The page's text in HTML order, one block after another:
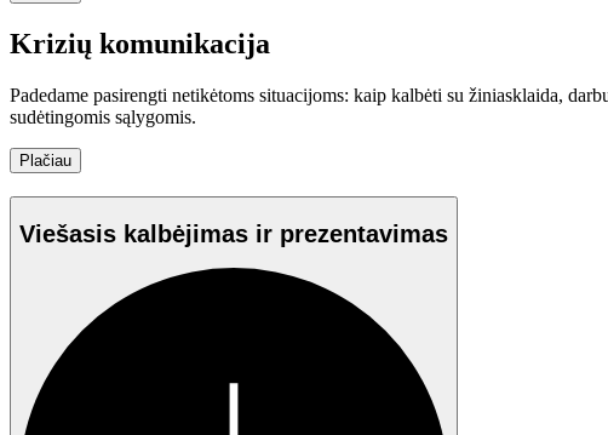
Krizių komunikacija
Padedame pasirengti netikėtoms situacijoms: kaip kalbėti su žiniasklaida,
sudėtingomis sąlygomis.
Plačiau
Viešasis kalbėjimas ir prezentavimas